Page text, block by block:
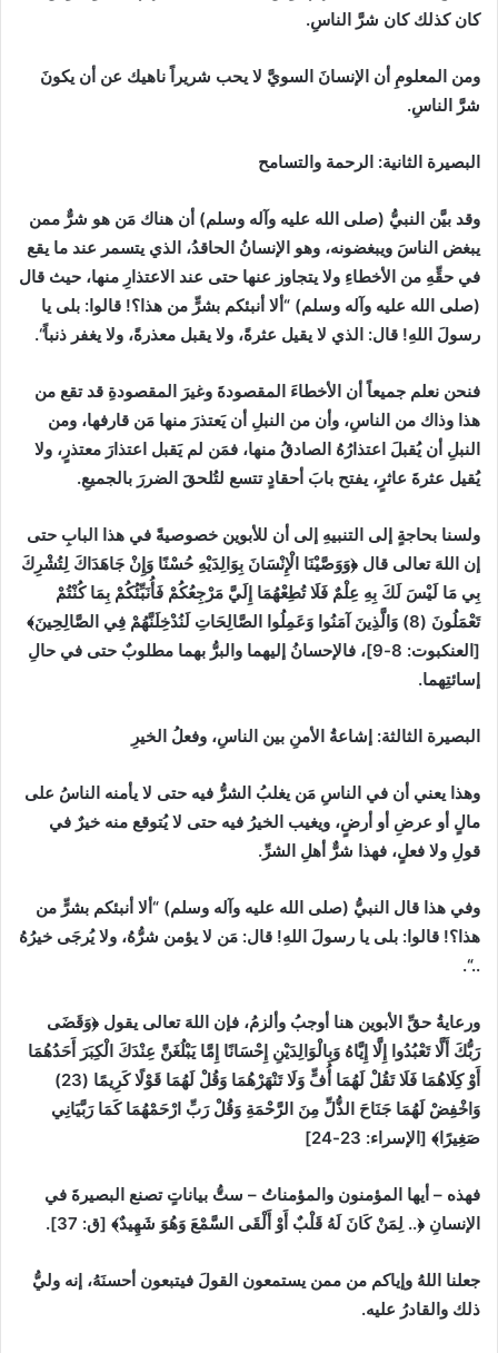
كان كذلك كان شرَّ الناسِ.
ومن المعلومِ أن الإنسانَ السويَّ لا يحب شريراً ناهيك عن أن يكونَ
شرَّ الناسِ.
البصيرة الثانية: الرحمة والتسامح
وقد بيَّن النبيُّ (صلى الله عليه وآله وسلم) أن هناك مَن هو شرٌّ ممن
يبغض الناسَ ويبغضونه، وهو الإنسانُ الحاقدُ، الذي يتسمر عند ما يقع
في حقِّهِ من الأخطاءِ ولا يتجاوز عنها حتى عند الاعتذارِ منها، حيث قال
(صلى الله عليه وآله وسلم)
“ألا أنبئكم بشرٍّ من هذا؟! قالوا: بلى يا
رسولَ اللهِ! قال: الذي لا يقيل عثرةً، ولا يقبل معذرةً، ولا يغفر ذنباً“
.
فنحن نعلم جميعاً أن الأخطاءَ المقصودةَ وغيرَ المقصودةِ قد تقع من
هذا وذاك من الناسِ، وأن من النبلِ أن يَعتذرَ منها مَن قارفها، ومن
النبلِ أن يُقبلَ اعتذارُهُ الصادقُ منها، فمَن لم يَقبل اعتذارَ معتذرٍ، ولا
يُقيل عثرةَ عاثرٍ، يفتح بابَ أحقادٍ تتسع لتُلحقَ الضررَ بالجميعِ.
ولسنا بحاجةٍ إلى التنبيهِ إلى أن للأبوين خصوصيةً في هذا البابِ حتى
إن اللهَ تعالى قال ﴿وَوَصَّيْنَا الْإِنْسَانَ بِوَالِدَيْهِ حُسْنًا ‌وَإِنْ ‌جَاهَدَاكَ لِتُشْرِكَ
بِي مَا لَيْسَ لَكَ بِهِ عِلْمٌ فَلَا تُطِعْهُمَا إِلَيَّ مَرْجِعُكُمْ فَأُنَبِّئُكُمْ بِمَا كُنْتُمْ
تَعْمَلُونَ (8)
وَالَّذِينَ آمَنُوا وَعَمِلُوا الصَّالِحَاتِ لَنُدْخِلَنَّهُمْ فِي الصَّالِحِينَ﴾
[العنكبوت:
8-9]
، فالإحسانُ إليهما والبرُّ بهما مطلوبٌ حتى في حالِ
إسائتِهما.
البصيرة الثالثة: إشاعةُ الأمنِ بين الناسِ، وفعلُ الخيرِ
وهذا يعني أن في الناسِ مَن يغلبُ الشرُّ فيه حتى لا يأمنه الناسُ على
مالٍ أو عرضِ أو أرضٍ، ويغيب الخيرُ فيه حتى لا يُتوقع منه خيرٌ في
قولِ ولا فعلٍ، فهذا شرٌّ أهلِ الشرِّ.
وفي هذا قال النبيُّ (صلى الله عليه وآله وسلم)
“ألا أنبئكم بشرٍّ من
هذا؟! قالوا: بلى يا رسولَ اللهِ! قال: مَن لا يؤمن شرُّهُ، ولا يُرجَى خيرُهُ
..
“
.
ورعايةُ حقِّ الأبوين هنا أوجبُ وألزمُ، فإن اللهَ تعالى يقول ﴿وَقَضَى
رَبُّكَ أَلَّا تَعْبُدُوا إِلَّا إِيَّاهُ ‌وَبِالْوَالِدَيْنِ إِحْسَانًا إِمَّا يَبْلُغَنَّ عِنْدَكَ الْكِبَرَ أَحَدُهُمَا
أَوْ كِلَاهُمَا فَلَا تَقُلْ لَهُمَا أُفٍّ وَلَا تَنْهَرْهُمَا وَقُلْ لَهُمَا قَوْلًا كَرِيمًا (23)
وَاخْفِضْ لَهُمَا جَنَاحَ الذُّلِّ مِنَ الرَّحْمَةِ وَقُلْ رَبِّ ارْحَمْهُمَا كَمَا رَبَّيَانِي
صَغِيرًا﴾ [الإسراء:
23-24]
فهذه – أيها المؤمنون والمؤمناتُ – ستُّ بياناتٍ تصنع البصيرةَ في
الإنسانِ ﴿.. لِمَنْ كَانَ لَهُ قَلْبٌ أَوْ أَلْقَى ‌السَّمْعَ ‌وَهُوَ شَهِيدٌ﴾ [ق:
37]
.
جعلنا اللهُ وإياكم من ممن يستمعون القولَ فيتبعون أحسنَهُ، إنه وليُّ
ذلك والقادرُ عليه.